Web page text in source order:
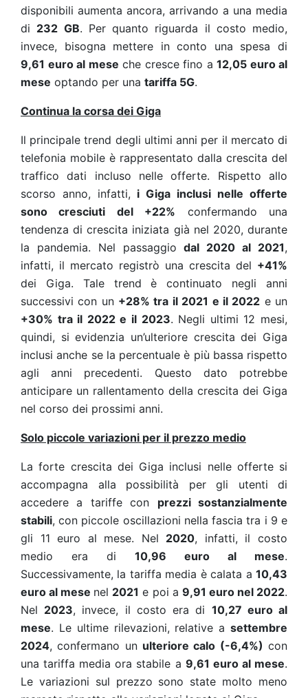
disponibili aumenta ancora, arrivando a una media
di 232 GB. Per quanto riguarda il costo medio,
invece, bisogna mettere in conto una spesa di
9,61 euro al mese che cresce fino a 12,05 euro al
mese optando per una tariffa 5G.
Continua la corsa dei Giga
Il principale trend degli ultimi anni per il mercato di
telefonia mobile è rappresentato dalla crescita del
traffico dati incluso nelle offerte. Rispetto allo
scorso anno, infatti, i Giga inclusi nelle offerte
sono cresciuti del +22% confermando una
tendenza di crescita iniziata già nel 2020, durante
la pandemia. Nel passaggiodal 2020 al 2021,
infatti, il mercato registrò una crescita del +41%
dei Giga. Tale trend è continuato negli anni
successivi con un +28% tra il 2021 e il 2022 e un
+30% tra il 2022 e il 2023. Negli ultimi 12 mesi,
quindi, si evidenzia un’ulteriore crescita dei Giga
inclusi anche se la percentuale è più bassa rispetto
agli anni precedenti. Questo dato potrebbe
anticipare un rallentamento della crescita dei Giga
nel corso dei prossimi anni.
Solo piccole variazioni per il prezzo medio
La forte crescita dei Giga inclusi nelle offerte si
accompagna alla possibilità per gli utenti di
accedere a tariffe con prezzi sostanzialmente
stabili, con piccole oscillazioni nella fascia tra i 9 e
gli 11 euro al mese. Nel 2020, infatti, il costo
medio era di 10,96 euro al mese.
Successivamente, la tariffa media è calata a 10,43
euro al mese nel 2021 e poi a 9,91 euro nel 2022.
Nel 2023, invece, il costo era di 10,27 euro al
mese. Le ultime rilevazioni, relative a settembre
2024, confermano un ulteriore calo (-6,4%) con
una tariffa media ora stabile a 9,61 euro al mese.
Le variazioni sul prezzo sono state molto meno